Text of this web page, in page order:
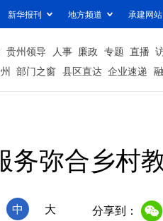
新华报刊 地方频道 承建网站
贵州领导 人事 廉政 专题 直播
部门之窗 县区直达 企业速递
务弥合乡村
中 大 分享到：